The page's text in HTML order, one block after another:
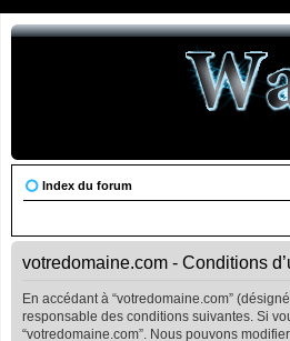
Index du forum
votredomaine.com - Conditions
En accédant à “votredomaine.com”
responsable des conditions suivantes. Si
“votredomaine.com”. Nous pouvons